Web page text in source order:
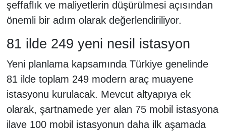
şeffaflık ve maliyetlerin düşürülmesi açısından
önemli bir adım olarak değerlendiriliyor.
81 ilde 249 yeni nesil istasyon
Yeni planlama kapsamında Türkiye genelinde
81 ilde toplam 249 modern araç muayene
istasyonu kurulacak. Mevcut altyapıya ek
olarak, şartnamede yer alan 75 mobil istasyona
ilave 100 mobil istasyonun daha ilk aşamada